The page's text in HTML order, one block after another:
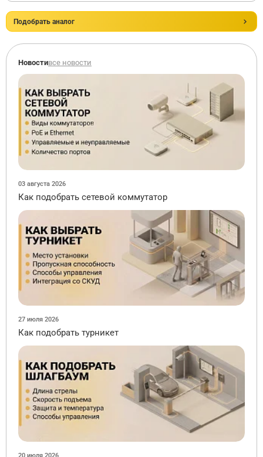
Подобрать аналог
Новостивсе новости
03 августа 2026
Как подобрать сетевой коммутатор
27 июля 2026
Как подобрать турникет
20 июля 2026